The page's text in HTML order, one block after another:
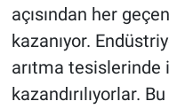
açısından her
kazanıyor.
arıtma tesislerinde
kazandırılıyorlar.